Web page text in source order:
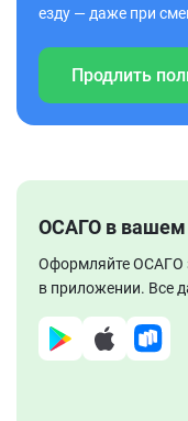
езду — даже при
Продлить
ОСАГО в вашем
Оформляйте ОСАГО
в приложении. Все